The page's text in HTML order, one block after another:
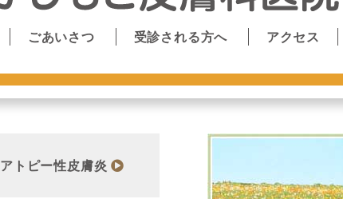
ごあいさつ 受診される方へ アクセス
アトピー性皮膚炎